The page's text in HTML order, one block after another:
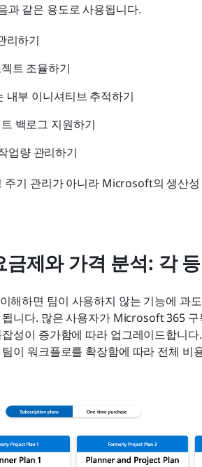
같은 용도로 사용됩니다.
리하기
트 조율하기
내부 이니셔티브 추적하기
백로그 지원하기
업량 관리하기
주기 관리가 아니라 Microsoft의 생산성
제와 가격 분석: 각
하면 팀이 사용하지 않는 기능에 과
됩니다. 많은 사용자가 Microsoft 365
성이 증가함에 따라 업그레이드합니
이 워크플로를 확장함에 따라 전체 비